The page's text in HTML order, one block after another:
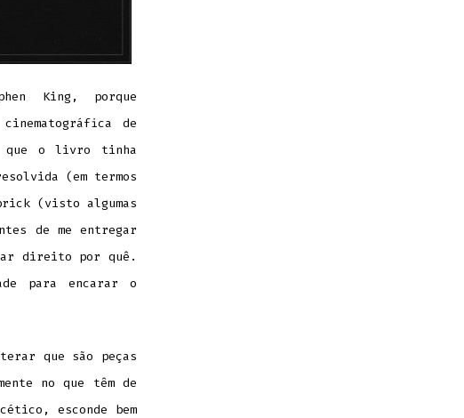
King, porque
de
que o livro tinha
(em termos
(visto algumas
de me entregar
direito por quê.
para encarar o
que são peças
no que têm de
esconde bem